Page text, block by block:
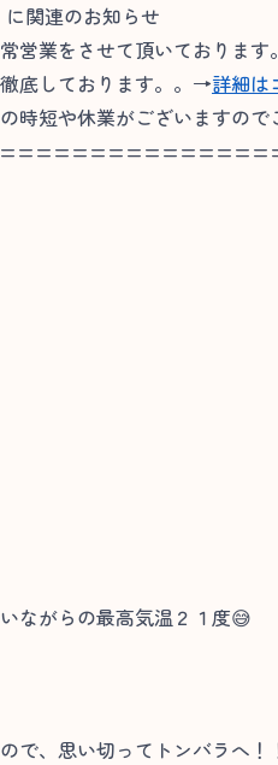
関連のお知らせ
営業をさせて頂いておりま
底しております。。→詳細は
短や休業がございますので
ながらの最高気温２１度😅
で、思い切ってトンバラへ！